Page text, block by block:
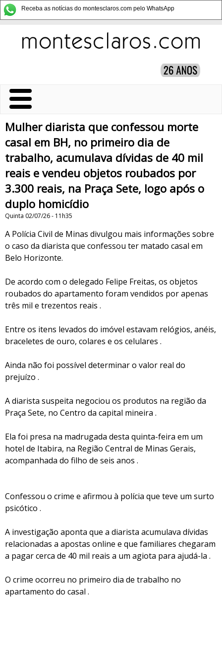
Receba as notícias do montesclaros.com pelo WhatsApp
Mulher diarista que confessou morte
casal em BH, no primeiro dia de
trabalho, acumulava dívidas de 40 mil
reais e vendeu objetos roubados por
3.300 reais, na Praça Sete, logo após o
duplo homicídio
Quinta 02/07/26 - 11h35
A Polícia Civil de Minas divulgou mais informações sobre
o caso da diarista que confessou ter matado casal em
Belo Horizonte.
De acordo com o delegado Felipe Freitas, os objetos
roubados do apartamento foram vendidos por apenas
três mil e trezentos reais .
Entre os itens levados do imóvel estavam relógios, anéis,
braceletes de ouro, colares e os celulares .
Ainda não foi possível determinar o valor real do
prejuízo .
A diarista suspeita negociou os produtos na região da
Praça Sete, no Centro da capital mineira .
Ela foi presa na madrugada desta quinta-feira em um
hotel de Itabira, na Região Central de Minas Gerais,
acompanhada do filho de seis anos .
Confessou o crime e afirmou à polícia que teve um surto
psicótico .
A investigação aponta que a diarista acumulava dívidas
relacionadas a apostas online e que familiares chegaram
a pagar cerca de 40 mil reais a um agiota para ajudá-la .
O crime ocorreu no primeiro dia de trabalho no
apartamento do casal .